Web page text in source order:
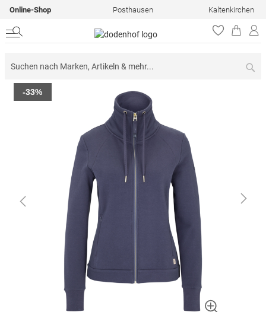
Online-Shop Posthausen Kaltenkirchen
Zum
Ende
-33%